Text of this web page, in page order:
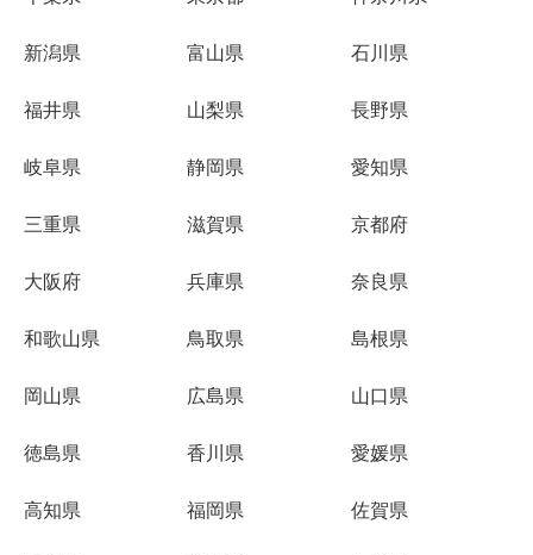
新潟県 富山県 石川県
福井県 山梨県 長野県
岐阜県 静岡県 愛知県
三重県 滋賀県 京都府
大阪府 兵庫県 奈良県
和歌山県 鳥取県 島根県
岡山県 広島県 山口県
徳島県 香川県 愛媛県
高知県 福岡県 佐賀県